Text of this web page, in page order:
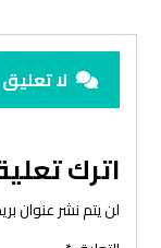
لا تعليق
اترك
لن يتم نشر عنوان